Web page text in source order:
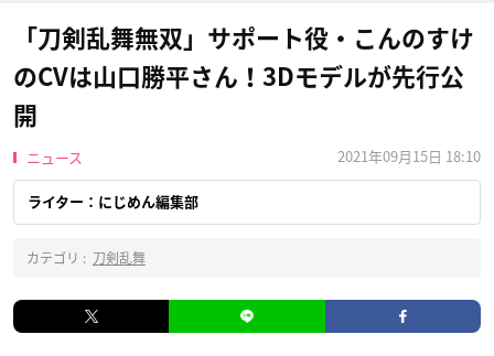
「刀剣乱舞無双」サポート役・こんのすけ
のCVは山口勝平さん！3Dモデルが先行公
開
ニュース 2021年09月15日 18:10
ライター：にじめん編集部
カテゴリ : 刀剣乱舞